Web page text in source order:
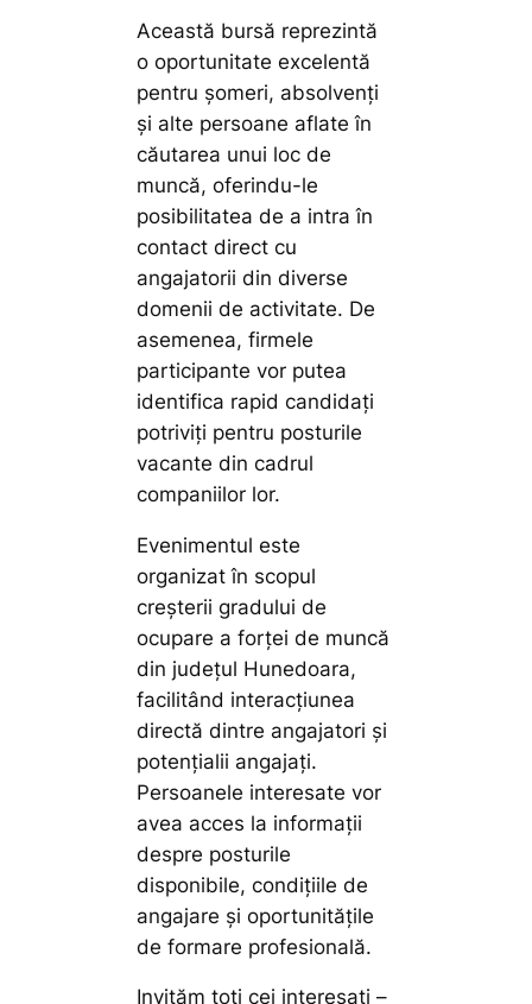
Această bursă reprezintă
o oportunitate excelentă
pentru șomeri, absolvenți
și alte persoane aflate în
căutarea unui loc de
muncă, oferindu-le
posibilitatea de a intra în
contact direct cu
angajatorii din diverse
domenii de activitate. De
asemenea, firmele
participante vor putea
identifica rapid candidați
potriviți pentru posturile
vacante din cadrul
companiilor lor.
Evenimentul este
organizat în scopul
creșterii gradului de
ocupare a forței de muncă
din județul Hunedoara,
facilitând interacțiunea
directă dintre angajatori și
potențialii angajați.
Persoanele interesate vor
avea acces la informații
despre posturile
disponibile, condițiile de
angajare și oportunitățile
de formare profesională.
Invităm toți cei interesați –